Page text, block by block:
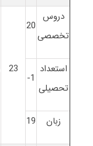
دروس
تخصصی
20
23
استعداد
تحصیلی
1-
زبان 19